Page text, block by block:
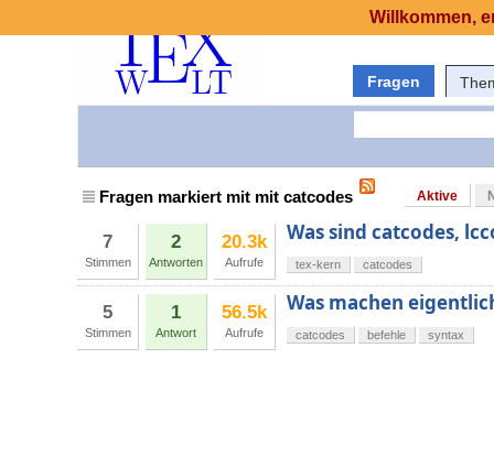
Fragen
Fragen markiert mit mit catcodes Aktive
7
Stimmen
2
Antworten
20.3k
Aufrufe
Was sind catcodes,
tex-kern catcodes
5
Stimmen
1
Antwort
56.5k
Aufrufe
Was machen
catcodes befehle syntax
Willkommen,